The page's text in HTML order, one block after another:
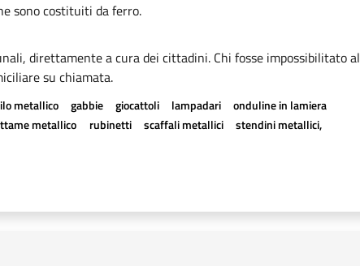
sono costituiti da ferro.
direttamente a cura dei cittadini. Chi fosse impossibilitato al
su chiamata.
metallico gabbie giocattoli lampadari
onduline in lamiera
metallico rubinetti scaffali metallici
stendini metallici,